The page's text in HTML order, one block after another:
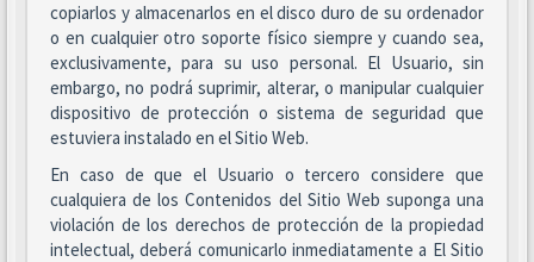
copiarlos y almacenarlos en el disco duro de su ordenador
o en cualquier otro soporte físico siempre y cuando sea,
exclusivamente, para su uso personal. El Usuario, sin
embargo, no podrá suprimir, alterar, o manipular cualquier
dispositivo de protección o sistema de seguridad que
estuviera instalado en el Sitio Web.
En caso de que el Usuario o tercero considere que
cualquiera de los Contenidos del Sitio Web suponga una
violación de los derechos de protección de la propiedad
intelectual, deberá comunicarlo inmediatamente a El Sitio